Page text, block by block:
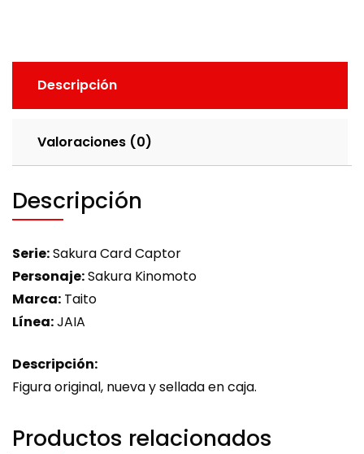
Descripción
Valoraciones (0)
Descripción
Serie:Sakura Card Captor
Personaje:Sakura Kinomoto
Marca: Taito
Línea:JAIA
Descripción:
Figura original, nueva y sellada en caja.
Productos relacionados